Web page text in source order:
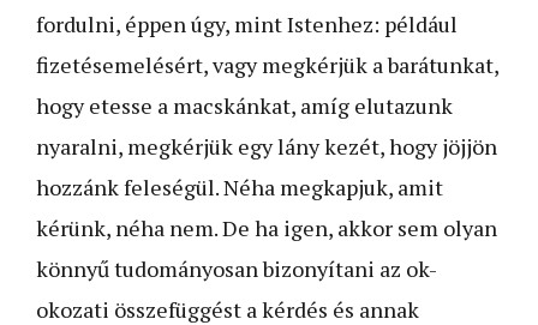
fordulni, éppen úgy, mint Istenhez: például
fizetésemelésért, vagy megkérjük a barátunkat,
hogy etesse a macskánkat, amíg elutazunk
nyaralni, megkérjük egy lány kezét, hogy jöjjön
hozzánk feleségül. Néha megkapjuk, amit
kérünk, néha nem. De ha igen, akkor sem olyan
könnyű tudományosan bizonyítani az ok-
okozati összefüggést a kérdés és annak